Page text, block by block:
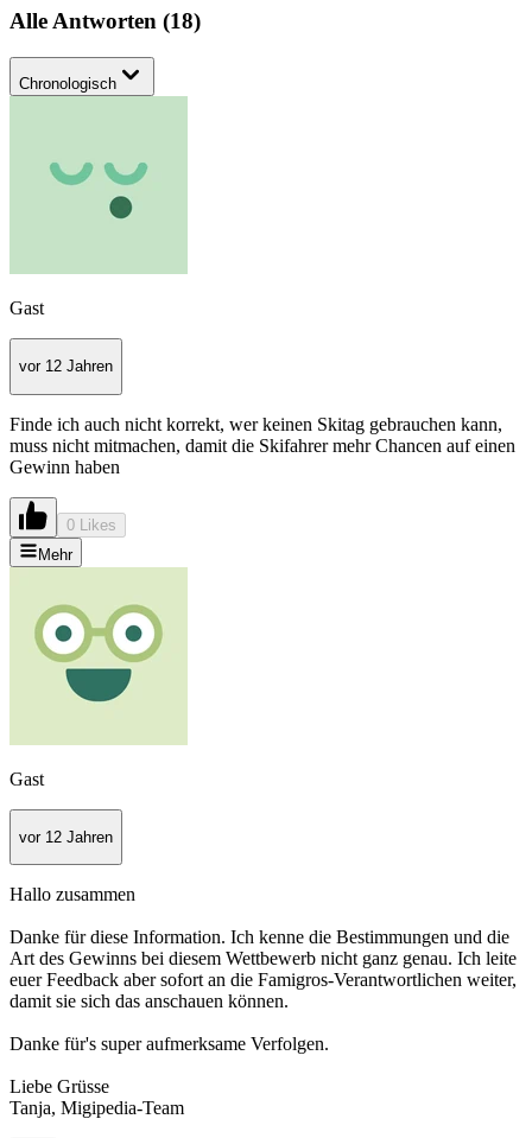
Alle Antworten (18)
Chronologisch
Gast
vor 12 Jahren
Finde ich auch nicht korrekt, wer keinen Skitag gebrauchen kann,
muss nicht mitmachen, damit die Skifahrer mehr Chancen auf einen
Gewinn haben
0 Likes
Mehr
Gast
vor 12 Jahren
Hallo zusammen
Danke für diese Information. Ich kenne die Bestimmungen und die
Art des Gewinns bei diesem Wettbewerb nicht ganz genau. Ich leite
euer Feedback aber sofort an die Famigros-Verantwortlichen weiter,
damit sie sich das anschauen können.
Danke für's super aufmerksame Verfolgen.
Liebe Grüsse
Tanja, Migipedia-Team